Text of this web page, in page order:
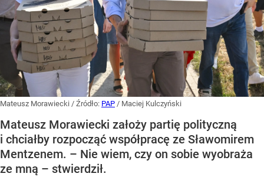
Mateusz Morawiecki / Źródło: PAP / Maciej Kulczyński
Mateusz Morawiecki założy partię polityczną
i chciałby rozpocząć współpracę ze Sławomirem
Mentzenem. – Nie wiem, czy on sobie wyobraża
ze mną – stwierdził.